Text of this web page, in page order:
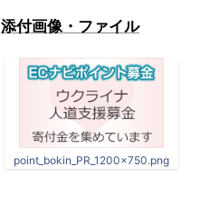
添付画像・ファイル
point_bokin_PR_1200×750.png